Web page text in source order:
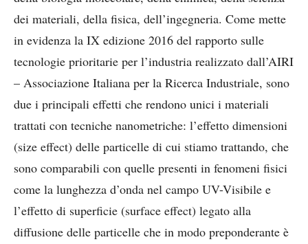
dei materiali, della fisica, dell’ingegneria. Come mette
in evidenza la IX edizione 2016 del rapporto sulle
tecnologie prioritarie per l’industria realizzato dall’AIRI
– Associazione Italiana per la Ricerca Industriale, sono
due i principali effetti che rendono unici i materiali
trattati con tecniche nanometriche: l’effetto dimensioni
(size effect) delle particelle di cui stiamo trattando, che
sono comparabili con quelle presenti in fenomeni fisici
come la lunghezza d’onda nel campo UV-Visibile e
l’effetto di superficie (surface effect) legato alla
diffusione delle particelle che in modo preponderante è